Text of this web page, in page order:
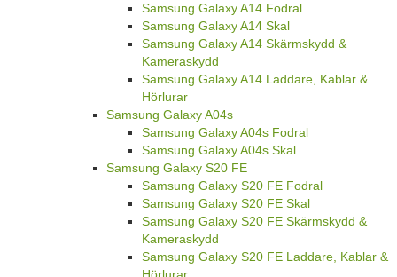
Samsung Galaxy A14 Fodral
Samsung Galaxy A14 Skal
Samsung Galaxy A14 Skärmskydd &
Kameraskydd
Samsung Galaxy A14 Laddare, Kablar &
Hörlurar
Samsung Galaxy A04s
Samsung Galaxy A04s Fodral
Samsung Galaxy A04s Skal
Samsung Galaxy S20 FE
Samsung Galaxy S20 FE Fodral
Samsung Galaxy S20 FE Skal
Samsung Galaxy S20 FE Skärmskydd &
Kameraskydd
Samsung Galaxy S20 FE Laddare, Kablar &